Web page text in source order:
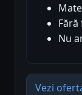
Nu
Vezi